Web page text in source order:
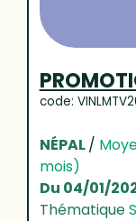
code:
NÉPAL/
mois)
Du 04/01/
Thématique